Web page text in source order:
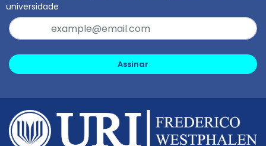
universidade
Assinar